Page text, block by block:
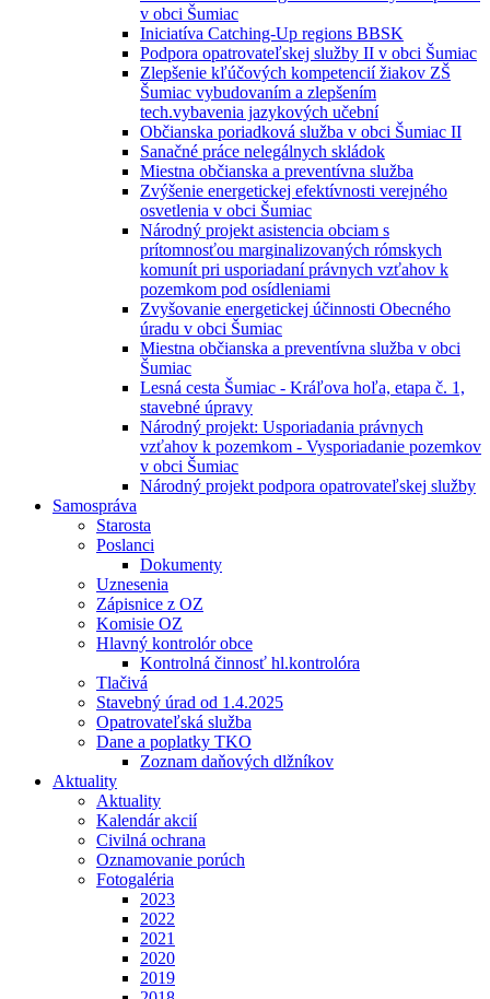
v obci Šumiac
Iniciatíva Catching-Up regions BBSK
Podpora opatrovateľskej služby II v obci Šumiac
Zlepšenie kľúčových kompetencií žiakov ZŠ
Šumiac vybudovaním a zlepšením
tech.vybavenia jazykových učební
Občianska poriadková služba v obci Šumiac II
Sanačné práce nelegálnych skládok
Miestna občianska a preventívna služba
Zvýšenie energetickej efektívnosti verejného
osvetlenia v obci Šumiac
Národný projekt asistencia obciam s
prítomnosťou marginalizovaných rómskych
komunít pri usporiadaní právnych vzťahov k
pozemkom pod osídleniami
Zvyšovanie energetickej účinnosti Obecného
úradu v obci Šumiac
Miestna občianska a preventívna služba v obci
Šumiac
Lesná cesta Šumiac - Kráľova hoľa, etapa č. 1,
stavebné úpravy
Národný projekt: Usporiadania právnych
vzťahov k pozemkom - Vysporiadanie pozemkov
v obci Šumiac
Národný projekt podpora opatrovateľskej služby
Samospráva
Starosta
Poslanci
Dokumenty
Uznesenia
Zápisnice z OZ
Komisie OZ
Hlavný kontrolór obce
Kontrolná činnosť hl.kontrolóra
Tlačivá
Stavebný úrad od 1.4.2025
Opatrovateľská služba
Dane a poplatky TKO
Zoznam daňových dlžníkov
Aktuality
Aktuality
Kalendár akcií
Civilná ochrana
Oznamovanie porúch
Fotogaléria
2023
2022
2021
2020
2019